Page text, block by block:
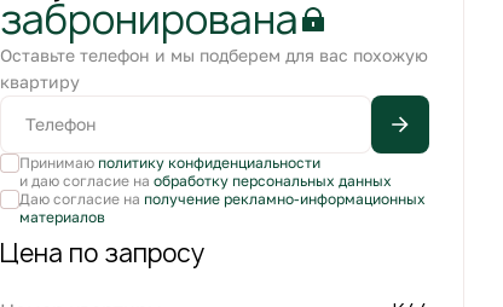
забронирована
Оставьте телефон и мы подберем для вас похожую
квартиру
Принимаю политику конфиденциальности
и даю согласие на обработку персональных данных
Даю согласие на получение рекламно-информационных
материалов
Цена по запросу